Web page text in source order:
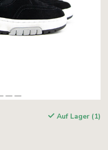
Auf Lager (1)